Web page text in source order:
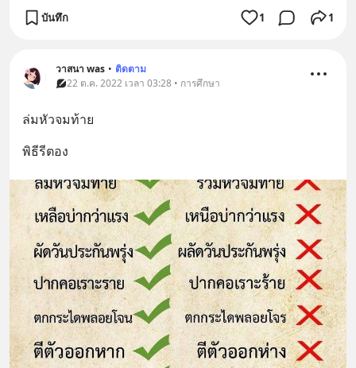
บันทึก 1 1
วาสนา was • ติดตาม
22 ต.ค. 2022 เวลา 03:28 • การศึกษา
ล่มหัวจมท้าย
พิธีรีตอง